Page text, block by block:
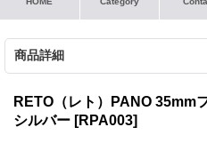
商品詳細
RETO（レト）PANO 35mm
シルバー [RPA003]